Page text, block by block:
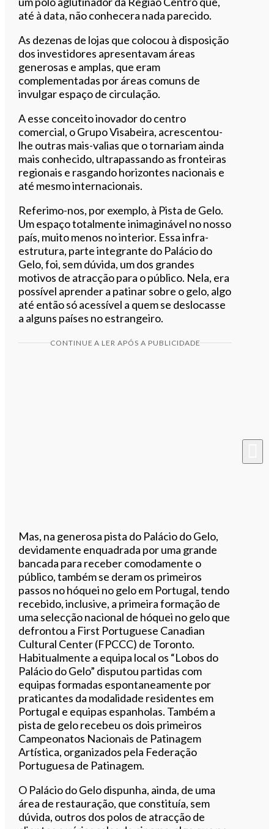
até à data, não conhecera nada parecido.
As dezenas de lojas que colocou à disposição
dos investidores apresentavam áreas
generosas e amplas, que eram
complementadas por áreas comuns de
invulgar espaço de circulação.
A esse conceito inovador do centro
comercial, o Grupo Visabeira, acrescentou-
lhe outras mais-valias que o tornariam ainda
mais conhecido, ultrapassando as fronteiras
regionais e rasgando horizontes nacionais e
até mesmo internacionais.
Referimo-nos, por exemplo, à Pista de Gelo.
Um espaço totalmente inimaginável no nosso
país, muito menos no interior. Essa infra-
estrutura, parte integrante do Palácio do
Gelo, foi, sem dúvida, um dos grandes
motivos de atracção para o público. Nela, era
possível aprender a patinar sobre o gelo, algo
até então só acessível a quem se deslocasse
a alguns países no estrangeiro.
CONTINUE A LER APÓS A PUBLICIDADE
Mas, na generosa pista do Palácio do Gelo,
devidamente enquadrada por uma grande
bancada para receber comodamente o
público, também se deram os primeiros
passos no hóquei no gelo em Portugal, tendo
recebido, inclusive, a primeira formação de
uma selecção nacional de hóquei no gelo que
defrontou a First Portuguese Canadian
Cultural Center (FPCCC) de Toronto.
Habitualmente a equipa local os “Lobos do
Palácio do Gelo” disputou partidas com
equipas formadas espontaneamente por
praticantes da modalidade residentes em
Portugal e equipas espanholas. Também a
pista de gelo recebeu os dois primeiros
Campeonatos Nacionais de Patinagem
Artística, organizados pela Federação
Portuguesa de Patinagem.
O Palácio do Gelo dispunha, ainda, de uma
área de restauração, que constituía, sem
dúvida, outros dos polos de atracção de